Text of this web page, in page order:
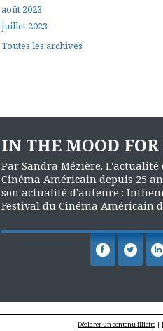
août 2023
juillet 2023
Toutes les archives
IN THE MOOD
Par Sandra Mézière.
Cinéma Américain depuis 25
son actualité d'auteure :
Festival du Cinéma Américain
Déclarer un contenu illicite |